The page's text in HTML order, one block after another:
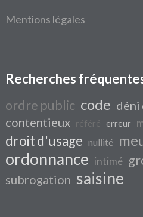
Mentions légales
Recherches
ordre public code déni
contentieux référé erreur
droit d'usage nullité
ordonnance intimé
subrogation saisine